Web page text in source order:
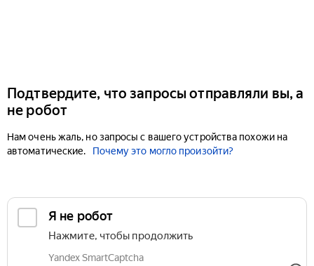
Подтвердите, что запросы отправляли вы, а
не робот
Нам очень жаль, но запросы с вашего устройства похожи на
автоматические.
Почему это могло произойти?